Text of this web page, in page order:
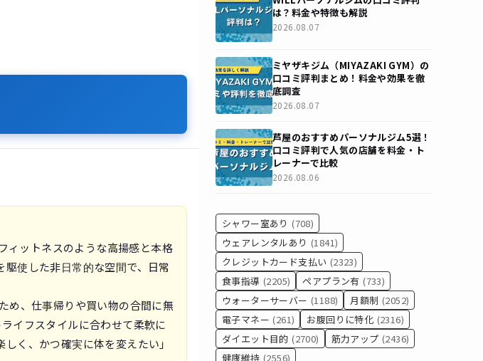
ィットネスのような高揚感と本格
使した非日常的な空間で、日常
め、仕事帰りや買い物の合間に無
イフスタイルに合わせて柔軟に
く、かつ確実に体を変えたい」
は？料金や特徴も解説
2026.08.07
ミヤザキジム（MIYAZAKI GYM）の
口コミ評判まとめ！料金や効果を徹
底調査
2026.08.07
芦屋のおすすめパーソナルジム5選！
口コミ評判で人気の店舗を料金・ト
レーナーで比較
2026.08.06
シャワー室あり (708)
ウェアレンタルあり (1841)
クレジットカード支払い (2323)
食事指導 (2205) ペアプラン有 (733)
ウォーターサーバー (1188) 月額制 (2052)
電子マネー (261) お腹回りに特化 (2316)
ダイエット目的 (2700) 筋力アップ (2436)
健康維持 (2556)